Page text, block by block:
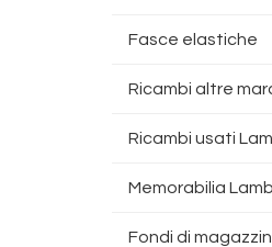
Fasce elastiche
Ricambi altre
Ricambi usati
Memorabilia
Fondi di